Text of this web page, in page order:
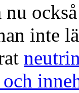
inte
och